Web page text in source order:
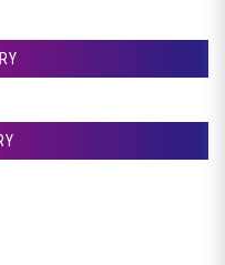
ティングです♪